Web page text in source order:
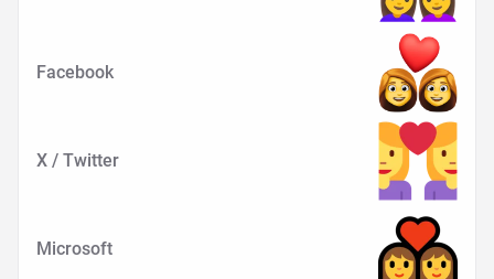
Facebook
X / Twitter
Microsoft